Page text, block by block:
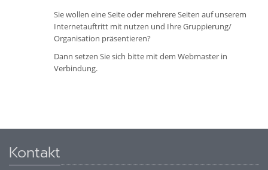
Sie wollen eine Seite oder mehrere Seiten auf unserem
Internetauftritt mit nutzen und Ihre Gruppierung/
Organisation präsentieren?
Dann setzen Sie sich bitte mit dem Webmaster in
Verbindung.
Kontakt